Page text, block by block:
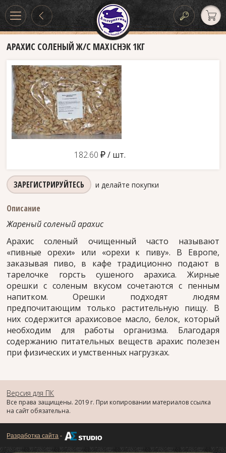
АРАХИС СОЛЕНЫЙ Ж/С MAXIСНЭК 1КГ
182.60 д/ шт.
ЗАРЕГИСТРИРУЙТЕСЬ и делайте покупки
Описание
Жареный соленый арахис
Арахис соленый очищенный часто называют
«пивные орехи» или «орехи к пиву». В Европе,
заказывая пиво, в кафе традиционно подают в
тарелочке горсть сушеного арахиса. Жирные
орешки с соленым вкусом сочетаются с пенным
напитком. Орешки подходят людям
предпочитающим только растительную пищу. В
них содержится арахисовое масло, белок, который
необходим для работы организма. Благодаря
содержанию питательных веществ арахис полезен
при физических и умственных нагрузках.
Версия для ПК
Все права защищены. 2019 г. При копировании материалов ссылка
на сайт обязательна.
Разработка сайта -